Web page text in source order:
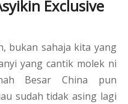
Exclusive
bukan sahaja kita yang
yang cantik molek ni
Besar China pun
sudah tidak asing lagi